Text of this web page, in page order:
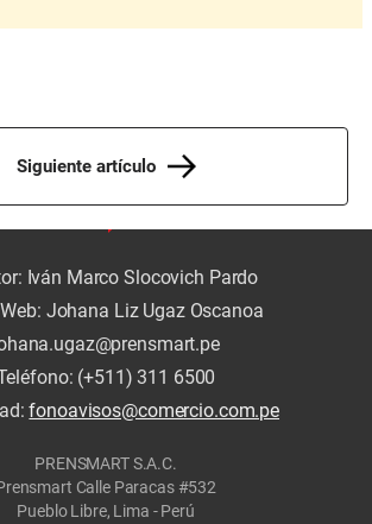
Siguiente artículo
Iván Marco Slocovich Pardo
Johana Liz Ugaz Oscanoa
(+511) 311 6500
fonoavisos@comercio.com.pe
PRENSMART S.A.C.
Calle Paracas #532
Pueblo Libre, Lima - Perú